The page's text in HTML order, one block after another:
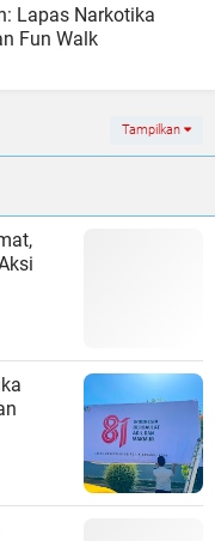
Lapas Narkotika
Fun Walk
Tampilkan